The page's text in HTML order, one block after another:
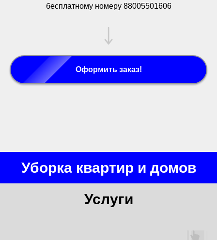
бесплатному номеру 88005501606
Оформить заказ!
Уборка квартир и домов
Услуги